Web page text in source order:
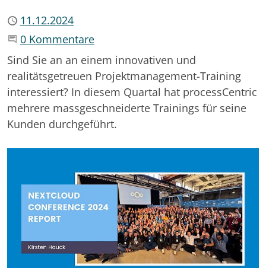
Publiziert
11.12.2024
Beginne eine Unterhaltung
0 Kommentare
Sind Sie an an einem innovativen und
realitätsgetreuen Projektmanagement-Training
interessiert? In diesem Quartal hat processCentric
mehrere massgeschneiderte Trainings für seine
Kunden durchgeführt.